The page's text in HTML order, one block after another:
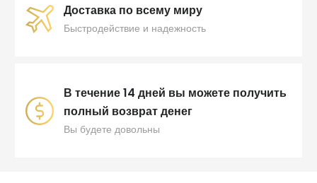
Доставка по всему миру
Быстродействие и надежность
В течение 14 дней вы можете получить
полный возврат денег
Вы будете довольны